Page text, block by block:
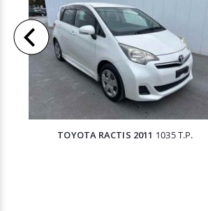
TOYOTA RACTIS 2011 1035 Т.Р.